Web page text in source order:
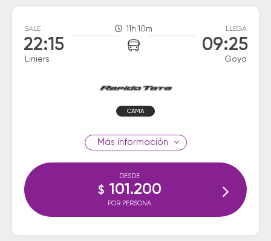
SALE
22:15
Liniers
11h 10m LLEGA
09:25
Goya
CAMA
información
DESDE
$ 101.200
POR PERSONA